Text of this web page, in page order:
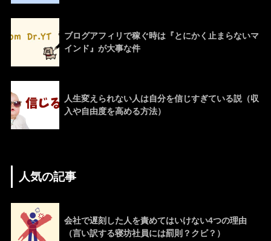
ブログアフィリで稼ぐ時は『とにかく止まらないマ
インド』が大事な件
人生変えられない人は自分を信じすぎている説（収
入や自由度を高める方法）
人気の記事
会社で遅刻した人を責めてはいけない4つの理由
（言い訳する寝坊社員には罰則？クビ？）